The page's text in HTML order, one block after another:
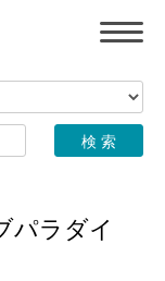
パラダイ